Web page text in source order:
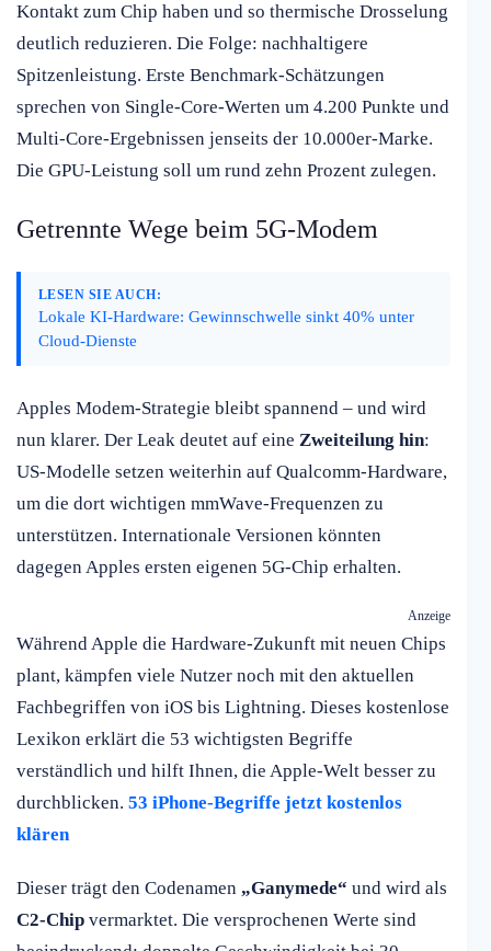
Kontakt zum Chip haben und so thermische Drosselung
deutlich reduzieren. Die Folge: nachhaltigere
Spitzenleistung. Erste Benchmark-Schätzungen
sprechen von Single-Core-Werten um 4.200 Punkte und
Multi-Core-Ergebnissen jenseits der 10.000er-Marke.
Die GPU-Leistung soll um rund zehn Prozent zulegen.
Getrennte Wege beim 5G-Modem
LESEN SIE AUCH:
Lokale KI-Hardware: Gewinnschwelle sinkt 40% unter
Cloud-Dienste
Apples Modem-Strategie bleibt spannend – und wird
nun klarer. Der Leak deutet auf eine Zweiteilung hin:
US-Modelle setzen weiterhin auf Qualcomm-Hardware,
um die dort wichtigen mmWave-Frequenzen zu
unterstützen. Internationale Versionen könnten
dagegen Apples ersten eigenen 5G-Chip erhalten.
Anzeige
Während Apple die Hardware-Zukunft mit neuen Chips
plant, kämpfen viele Nutzer noch mit den aktuellen
Fachbegriffen von iOS bis Lightning. Dieses kostenlose
Lexikon erklärt die 53 wichtigsten Begriffe
verständlich und hilft Ihnen, die Apple-Welt besser zu
durchblicken. 53 iPhone-Begriffe jetzt kostenlos
klären
Dieser trägt den Codenamen „Ganymede“ und wird als
C2-Chip vermarktet. Die versprochenen Werte sind